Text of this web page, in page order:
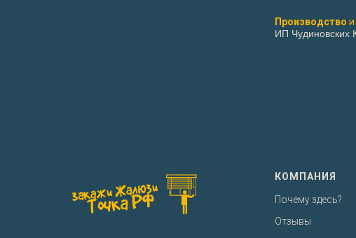
Производство и
ИП Чудиновских
КОМПАНИЯ
Почему здесь?
Отзывы